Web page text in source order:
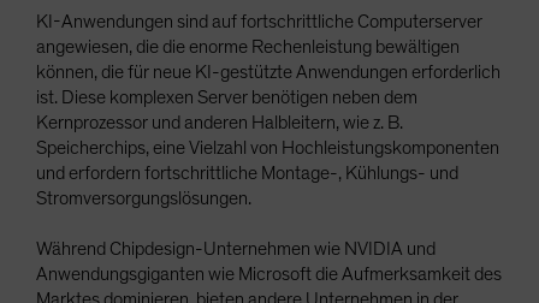
KI-Anwendungen sind auf fortschrittliche Computerserver
angewiesen, die die enorme Rechenleistung bewältigen
können, die für neue KI-gestützte Anwendungen erforderlich
ist. Diese komplexen Server benötigen neben dem
Kernprozessor und anderen Halbleitern, wie z. B.
Speicherchips, eine Vielzahl von Hochleistungskomponenten
und erfordern fortschrittliche Montage-, Kühlungs- und
Stromversorgungslösungen.
Während Chipdesign-Unternehmen wie NVIDIA und
Anwendungsgiganten wie Microsoft die Aufmerksamkeit des